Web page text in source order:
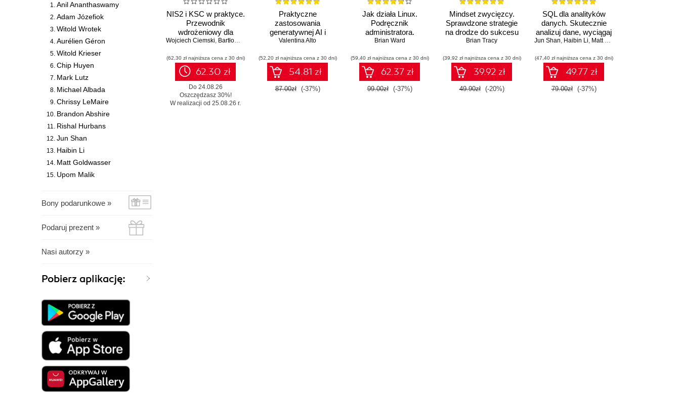
Anil Ananthaswamy
Adam Józefiok
Witold Wrotek
Aurélien Géron
Witold Krieser
Chip Huyen
Mark Lutz
Michael Albada
Chrissy LeMaire
Brandon Abshire
Rishal Hurbans
Jun Shan
Haibin Li
Matt Goldwasser
Upom Malik
Bony podarunkowe »
Podaruj prezent »
Nasi autorzy »
Pobierz aplikację:
NIS2 i KSC w praktyce.
Przewodnik
wdrożeniowy dla
organizacji
Wojciech Ciemski, Bartłomiej Wieczorek
(62,30 zł najniższa cena z 30 dni)
62.30 zł
Do 24.08.26
Oszczędzasz 30%!
W realizacji od 25.08.26 r.
Praktyczne
zastosowania
generatywnej AI i
ChatGPT. Wykorzystaj
promptów z
technologiami OpenAI
dla zwiększenia
produktywności i
Valentina Alto
(52,20 zł najniższa cena z 30 dni)
54.81 zł
87.00zł (-37%)
Jak działa Linux.
Podręcznik
administratora.
Wydanie III
Brian Ward
(59,40 zł najniższa cena z 30 dni)
62.37 zł
99.00zł (-37%)
Mindset zwycięzcy.
Sprawdzone strategie
na drodze do sukcesu
Brian Tracy
(39,92 zł najniższa cena z 30 dni)
39.92 zł
49.90zł (-20%)
SQL dla analityków
danych. Skutecznie
analizuj dane, wyciągaj
wartościowe wnioski i
SQL na potrzeby
praktycznych
zastosowań. Wydanie
IV
Jun Shan, Haibin Li, Matt Goldwasser
(47,40 zł najniższa cena z 30 dni)
49.77 zł
79.00zł (-37%)